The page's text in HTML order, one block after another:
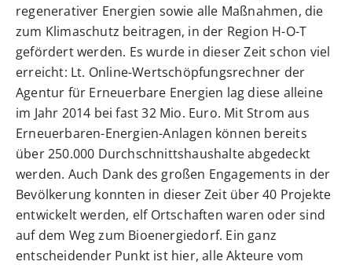
regenerativer Energien sowie alle Maßnahmen, die
zum Klimaschutz beitragen, in der Region H-O-T
gefördert werden. Es wurde in dieser Zeit schon viel
erreicht: Lt. Online-Wertschöpfungsrechner der
Agentur für Erneuerbare Energien lag diese alleine
im Jahr 2014 bei fast 32 Mio. Euro. Mit Strom aus
Erneuerbaren-Energien-Anlagen können bereits
über 250.000 Durchschnittshaushalte abgedeckt
werden. Auch Dank des großen Engagements in der
Bevölkerung konnten in dieser Zeit über 40 Projekte
entwickelt werden, elf Ortschaften waren oder sind
auf dem Weg zum Bioenergiedorf. Ein ganz
entscheidender Punkt ist hier, alle Akteure vom